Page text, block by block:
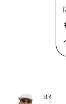
BR